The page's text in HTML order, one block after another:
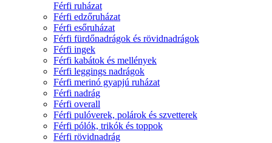
Férfi ruházat
Férfi edzőruházat
Férfi esőruházat
Férfi fürdőnadrágok és rövidnadrágok
Férfi ingek
Férfi kabátok és mellények
Férfi leggings nadrágok
Férfi merinó gyapjú ruházat
Férfi nadrág
Férfi overall
Férfi pulóverek, polárok és szvetterek
Férfi pólók, trikók és toppok
Férfi rövidnadrág